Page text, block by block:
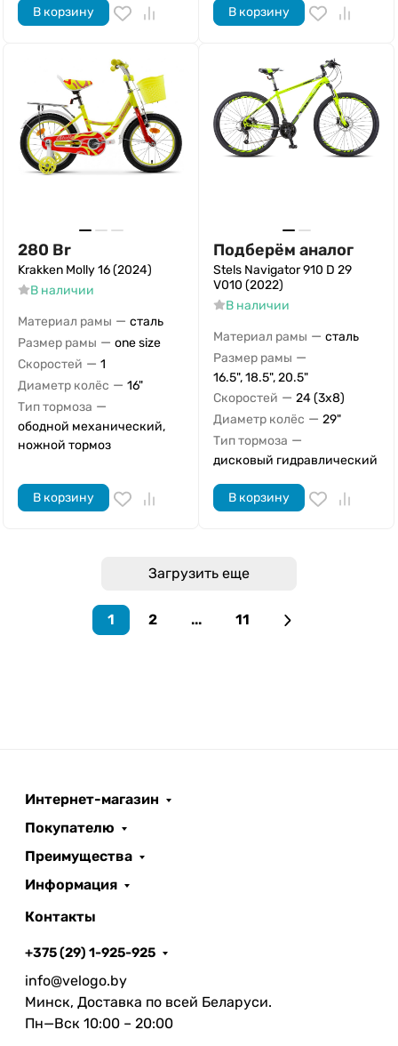
В корзину В корзину
280 Br
Krakken Molly 16 (2024)
В наличии
Материал рамы — сталь
Размер рамы — one size
Скоростей — 1
Диаметр колёс — 16"
Тип тормоза —
ободной механический,
ножной тормоз
В корзину
Подберём аналог
Stels Navigator 910 D 29
V010 (2022)
В наличии
Материал рамы — сталь
Размер рамы —
16.5", 18.5", 20.5"
Скоростей — 24 (3x8)
Диаметр колёс — 29"
Тип тормоза —
дисковый гидравлический
В корзину
Загрузить еще
1 2 ... 11
Интернет-магазин
Покупателю
Преимущества
Информация
Контакты
+375 (29) 1-925-925
info@velogo.by
Минск, Доставка по всей Беларуси.
Пн—Вск 10:00 – 20:00